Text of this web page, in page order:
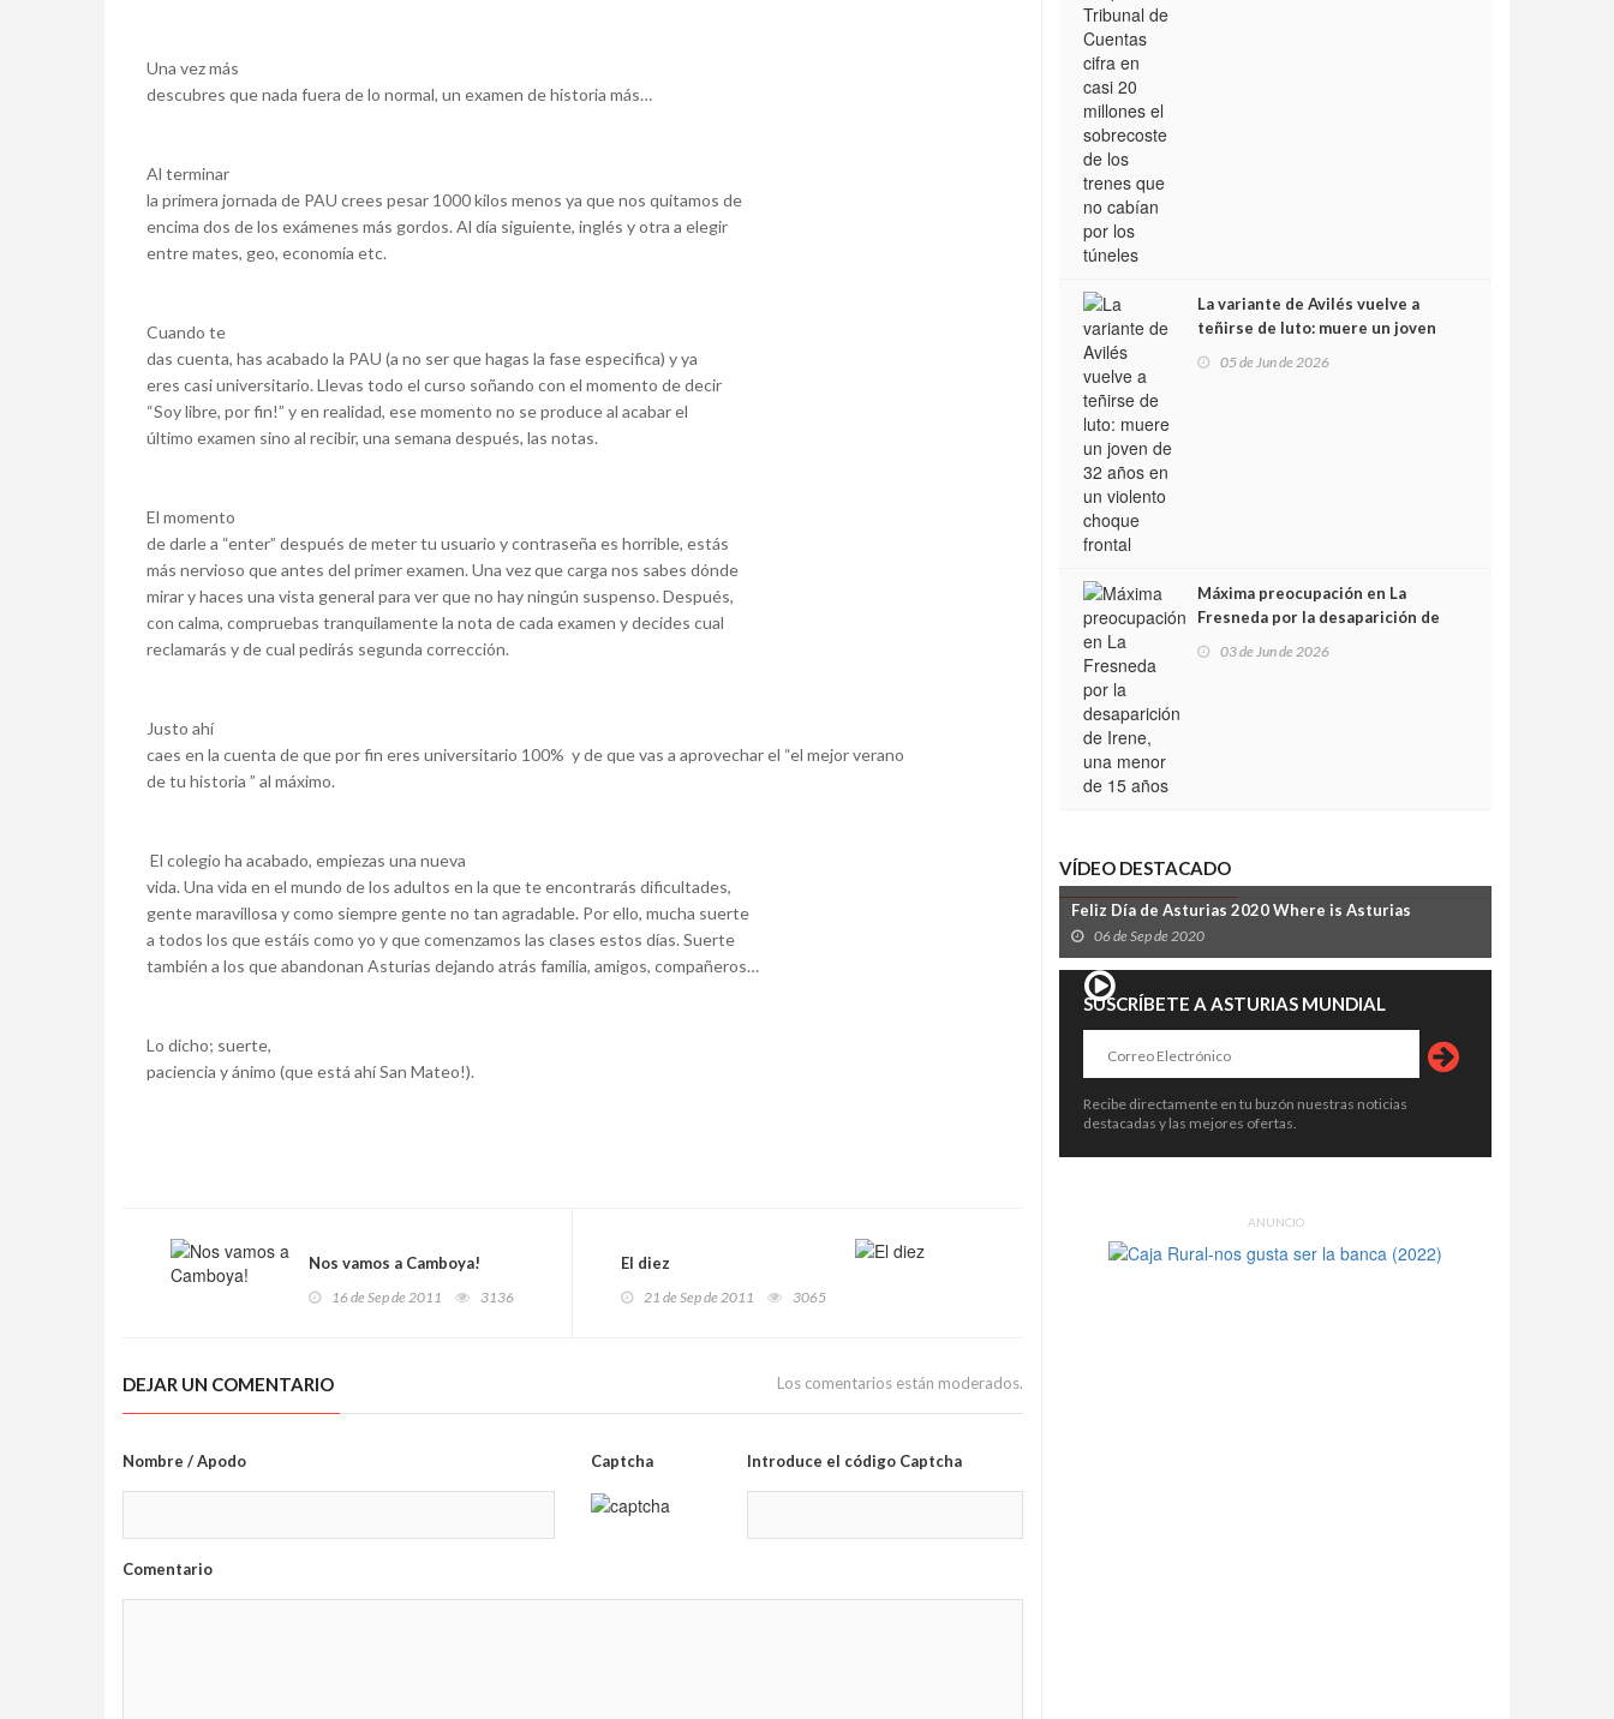
Una vez más
descubres que nada fuera de lo normal, un examen de historia más…
Al terminar
la primera jornada de PAU crees pesar 1000 kilos menos ya que nos quitamos de
encima dos de los exámenes más gordos. Al día siguiente, inglés y otra a elegir
entre mates, geo, economía etc.
Cuando te
das cuenta, has acabado la PAU (a no ser que hagas la fase especifica) y ya
eres casi universitario. Llevas todo el curso soñando con el momento de decir
“Soy libre, por fin!” y en realidad, ese momento no se produce al acabar el
último examen sino al recibir, una semana después, las notas.
El momento
de darle a “enter” después de meter tu usuario y contraseña es horrible, estás
más nervioso que antes del primer examen. Una vez que carga nos sabes dónde
mirar y haces una vista general para ver que no hay ningún suspenso. Después,
con calma, compruebas tranquilamente la nota de cada examen y decides cual
reclamarás y de cual pedirás segunda corrección.
Justo ahí
caes en la cuenta de que por fin eres universitario 100% y de que vas a aprovechar el “el mejor verano
de tu historia ” al máximo.
El colegio ha acabado, empiezas una nueva
vida. Una vida en el mundo de los adultos en la que te encontrarás dificultades,
gente maravillosa y como siempre gente no tan agradable. Por ello, mucha suerte
a todos los que estáis como yo y que comenzamos las clases estos días. Suerte
también a los que abandonan Asturias dejando atrás familia, amigos, compañeros…
Lo dicho; suerte,
paciencia y ánimo (que está ahí San Mateo!).
Nos vamos a Camboya!
16 de Sep de 2011 3136
El diez
21 de Sep de 2011 3065
DEJAR UN COMENTARIO Los comentarios están moderados.
Nombre / Apodo Captcha Introduce el código Captcha
Comentario
La variante de Avilés vuelve a
teñirse de luto: muere un joven
05 de Jun de 2026
Máxima preocupación en La
Fresneda por la desaparición de
03 de Jun de 2026
VÍDEO DESTACADO
Feliz Día de Asturias 2020 Where is Asturias
06 de Sep de 2020
SUSCRÍBETE A ASTURIAS MUNDIAL
Recibe directamente en tu buzón nuestras noticias
destacadas y las mejores ofertas.
ANUNCIO